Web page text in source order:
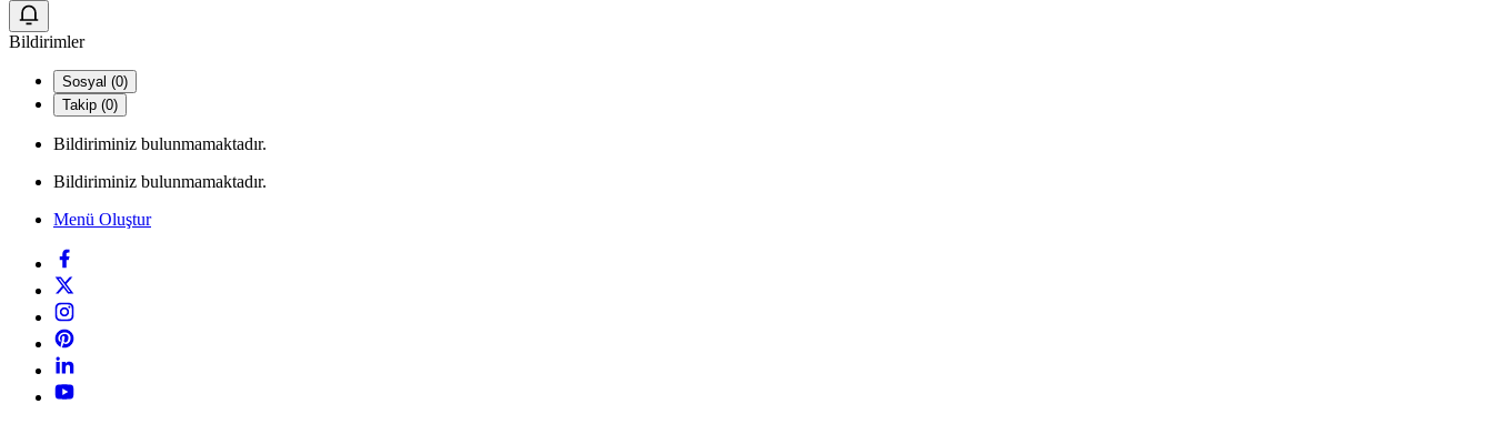
Bildirimler
Sosyal (0)
Takip (0)
Bildiriminiz bulunmamaktadır.
Bildiriminiz bulunmamaktadır.
Menü Oluştur